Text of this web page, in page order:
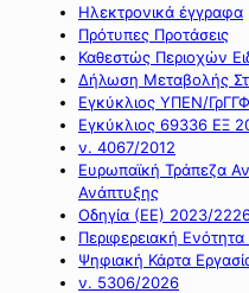
Ηλεκτρονικά έγγραφα
Πρότυπες Προτάσεις
Καθεστώς Περιοχών
Δήλωση Μεταβολής
Εγκύκλιος ΥΠΕΝ/
Εγκύκλιος 69336 ΕΞ
ν. 4067/2012
Ευρωπαϊκή Τράπεζα
Ανάπτυξης
Οδηγία (ΕΕ) 2023/
Περιφερειακή
Ψηφιακή Κάρτα
ν. 5306/2026